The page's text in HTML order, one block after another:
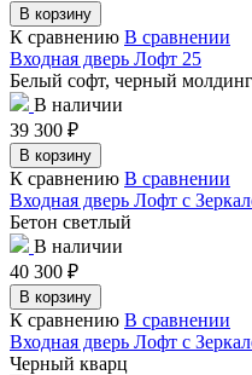
В корзину
К сравнению В сравнении
Входная дверь Лофт 25
Белый софт, черный молдинг
В наличии
39 300 ₽
В корзину
К сравнению В сравнении
Входная дверь Лофт с
Бетон светлый
В наличии
40 300 ₽
В корзину
К сравнению В сравнении
Входная дверь Лофт с
Черный кварц